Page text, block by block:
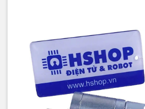
Tốc độ không tải: 35RPM (35 vòng 1 phút)
Tốc độ chịu đựng tối đa khi có tải: 27RPM
Lực kéo Moment định mức: 4KG.CM
Lực léo Moment tối đa: 9KG.CM
Chiều dài hộp số L: 25mm
Quý khách có thể mua thêm gá bắt động